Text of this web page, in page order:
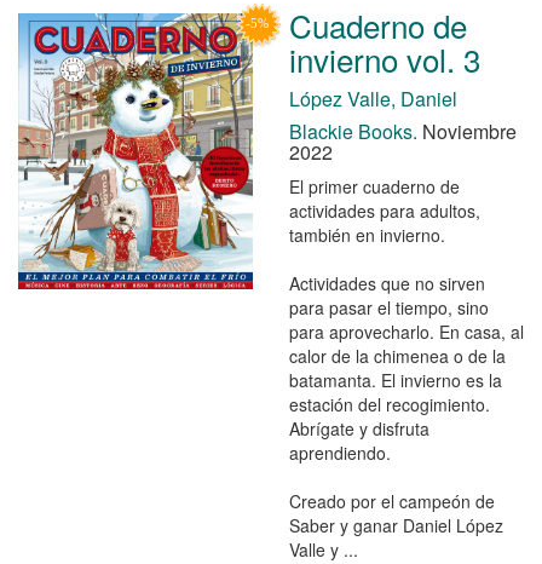
Cuaderno de
invierno vol. 3
López Valle, Daniel
Blackie Books. Noviembre
2022
El primer cuaderno de
actividades para adultos,
también en invierno.
Actividades que no sirven
para pasar el tiempo, sino
para aprovecharlo. En casa, al
calor de la chimenea o de la
batamanta. El invierno es la
estación del recogimiento.
Abrígate y disfruta
aprendiendo.
Creado por el campeón de
Saber y ganar Daniel López
Valle y ...